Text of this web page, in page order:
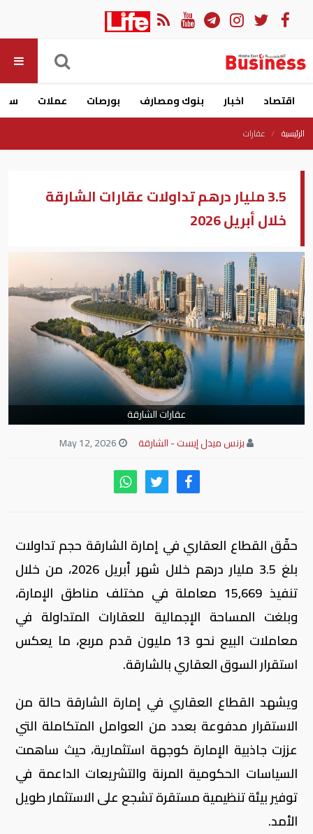
اقتصاد اخبار بنوك ومصارف بورصات عملات
الرئيسية عقارات
3.5 مليار درهم تداولات عقارات الشارقة
خلال أبريل 2026
عقارات الشارقة
بزنس ميدل إيست - الشارقة
حقّق القطاع العقاري في إمارة الشارقة حجم تداولات
بلغ 3.5 مليار درهم خلال شهر أبريل 2026، من خلال
تنفيذ 15,669 معاملة في مختلف مناطق الإمارة،
وبلغت المساحة الإجمالية للعقارات المتداولة في
معاملات البيع نحو 13 مليون قدم مربع، ما يعكس
استقرار السوق العقاري بالشارقة.
ويشهد القطاع العقاري في إمارة الشارقة حالة من
الاستقرار مدفوعة بعدد من العوامل المتكاملة التي
عززت جاذبية الإمارة كوجهة استثمارية، حيث ساهمت
السياسات الحكومية المرنة والتشريعات الداعمة في
توفير بيئة تنظيمية مستقرة تشجع على الاستثمار طويل
الأمد.